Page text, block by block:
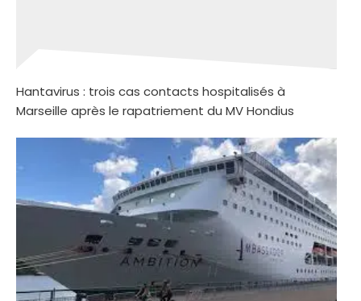
Hantavirus : trois cas contacts hospitalisés à
Marseille après le rapatriement du MV Hondius